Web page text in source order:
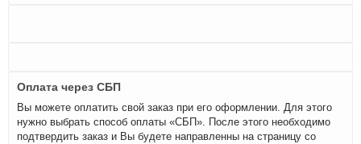
Оплата через СБП
Вы можете оплатить свой заказ при его оформлении. Для этого
нужно выбрать способ оплаты «СБП». После этого необходимо
подтвердить заказ и Вы будете направленны на страницу со